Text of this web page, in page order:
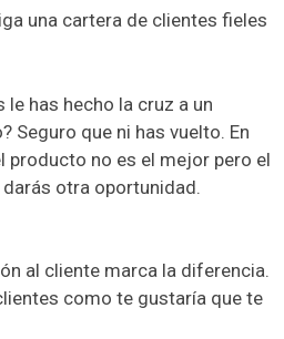
una cartera de clientes fieles
has hecho la cruz a un
Seguro que ni has vuelto. En
producto no es el mejor pero el
otra oportunidad.
al cliente marca la diferencia.
como te gustaría que te